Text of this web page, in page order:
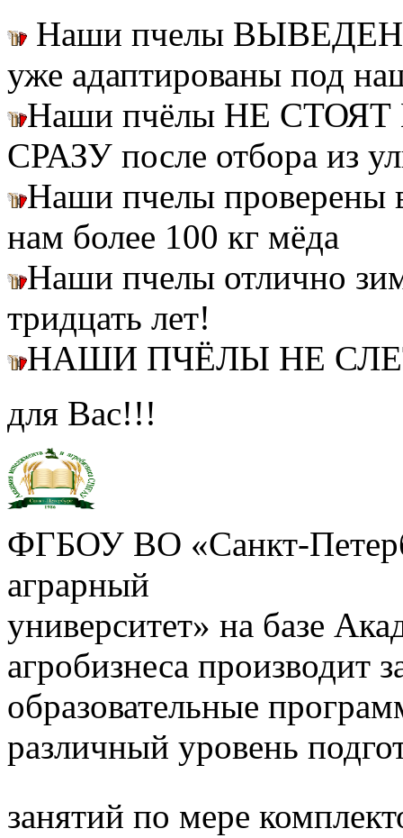
Наши пчелы
уже адаптированы под
Наши пчёлы НЕ СТОЯТ
СРАЗУ после отбора из
Наши пчелы
нам более 100 кг мёда
Наши пчелы отлично
тридцать лет!
НАШИ ПЧЁЛЫ НЕ
для Вас!!!
ФГБОУ ВО «Санкт-
аграрный
университет» на базе
агробизнеса производит
образовательные
различный уровень
занятий по мере